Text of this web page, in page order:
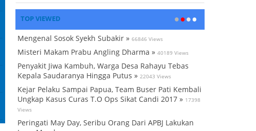
TOP VIEWED
Mengenal Sosok Syekh Subakir » 66846 Views
Misteri Makam Prabu Angling Dharma » 40189 Views
Penyakit Jiwa Kambuh, Warga Desa Rahayu Tebas
Kepala Saudaranya Hingga Putus » 22043 Views
Kejar Pelaku Sampai Papua, Team Buser Pati Kembali
Ungkap Kasus Curas T.O Ops Sikat Candi 2017 » 17398
Views
Peringati May Day, Seribu Orang Dari APBJ Lakukan